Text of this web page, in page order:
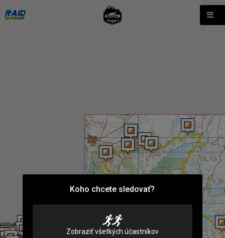
Koho chcete sledovať?
Zobraziť všetkých účastníkov